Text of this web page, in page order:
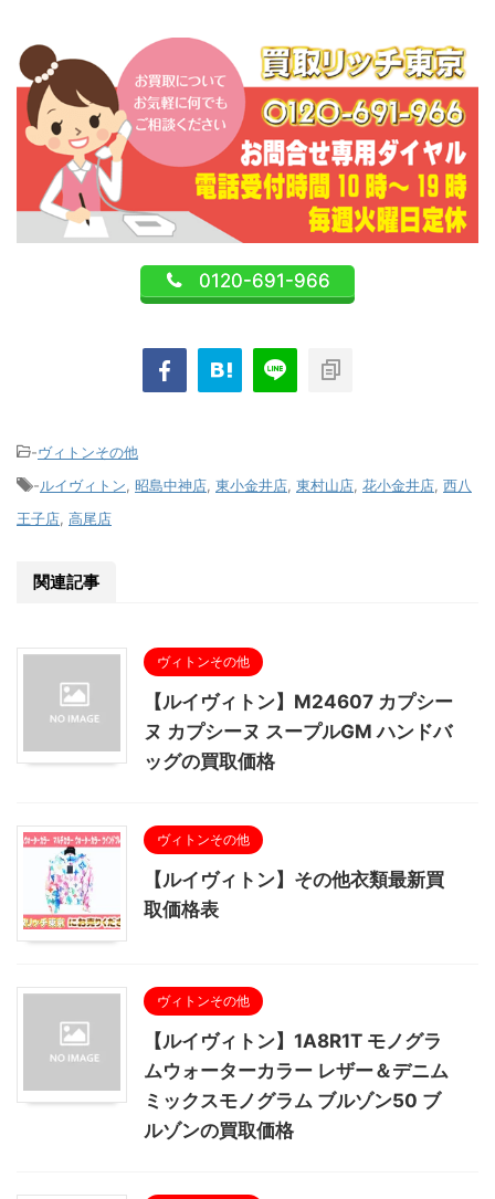
0120-691-966
-ヴィトンその他
-ルイヴィトン, 昭島中神店, 東小金井店, 東村山店, 花小金井店, 西八
王子店, 高尾店
関連記事
ヴィトンその他
【ルイヴィトン】M24607 カプシー
ヌ カプシーヌ スープルGM ハンドバ
ッグの買取価格
ヴィトンその他
【ルイヴィトン】その他衣類最新買
取価格表
ヴィトンその他
【ルイヴィトン】1A8R1T モノグラ
ムウォーターカラー レザー＆デニム
ミックスモノグラム ブルゾン50 ブ
ルゾンの買取価格